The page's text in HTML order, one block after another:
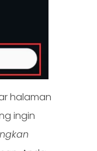
halaman
ingin